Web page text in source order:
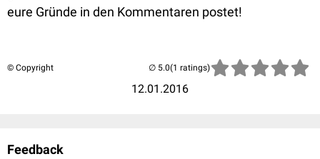
eure Gründe in den Kommentaren postet!
© Copyright
12.01.2016
(1 ratings)
Feedback